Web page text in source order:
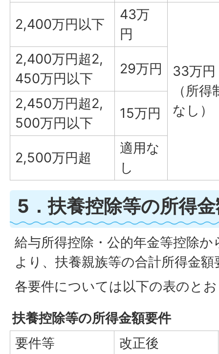
2,400万円以下
43万
円
33万円
（所得
なし）
2,400万円超2,
450万円以下
29万円
2,450万円超2,
500万円以下
15万円
2,500万円超
適用な
し
5．扶養控除等の所得
給与所得控除・公的年金等控除
より、扶養親族等の合計所得金
各要件については以下の表のと
扶養控除等の所得金額要件
要件等
改正後